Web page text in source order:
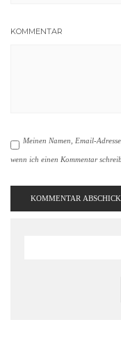
KOMMENTAR
Meinen Namen, Email-
wenn ich einen Kommentar